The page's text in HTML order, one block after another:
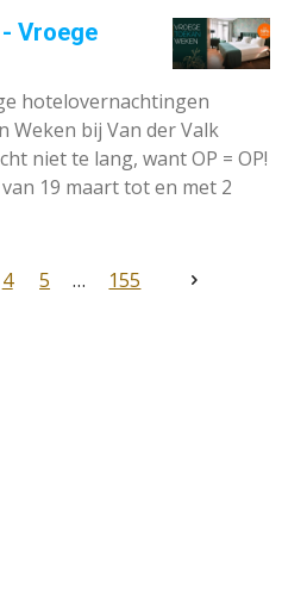
Vroege
hotelovernachtingen
Weken bij Van der Valk
niet te lang, want OP = OP!
19 maart tot en met 2
4 5 155